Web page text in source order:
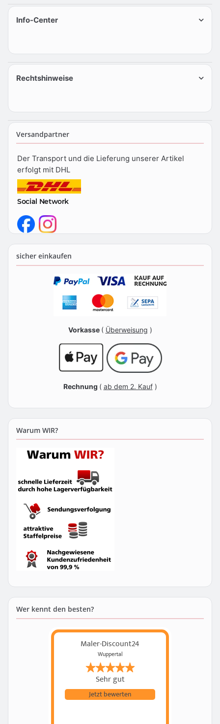
Info-Center
Rechtshinweise
Versandpartner
Der Transport und die Lieferung unserer Artikel
erfolgt mit DHL
Social Network
sicher einkaufen
Vorkasse ( Überweisung )
Rechnung ( ab dem 2. Kauf)
Warum WIR?
Wer kennt den besten?
Maler-Discount24
Wuppertal
Sehr gut
Jetzt bewerten